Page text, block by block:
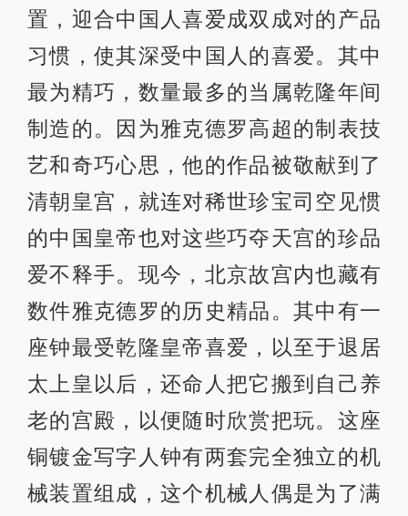
置，迎合中国人喜爱成双成对的产品
习惯，使其深受中国人的喜爱。其中
最为精巧，数量最多的当属乾隆年间
制造的。因为雅克德罗高超的制表技
艺和奇巧心思，他的作品被敬献到了
清朝皇宫，就连对稀世珍宝司空见惯
的中国皇帝也对这些巧夺天宫的珍品
爱不释手。现今，北京故宫内也藏有
数件雅克德罗的历史精品。其中有一
座钟最受乾隆皇帝喜爱，以至于退居
太上皇以后，还命人把它搬到自己养
老的宫殿，以便随时欣赏把玩。这座
铜镀金写字人钟有两套完全独立的机
械装置组成，这个机械人偶是为了满